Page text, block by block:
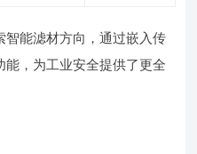
智能滤材方向，通过嵌入传
，为工业安全提供了更全